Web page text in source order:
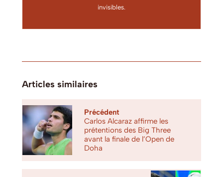
invisibles.
Articles similaires
Précédent
Carlos Alcaraz affirme les
prétentions des Big Three
avant la finale de l’Open de
Doha